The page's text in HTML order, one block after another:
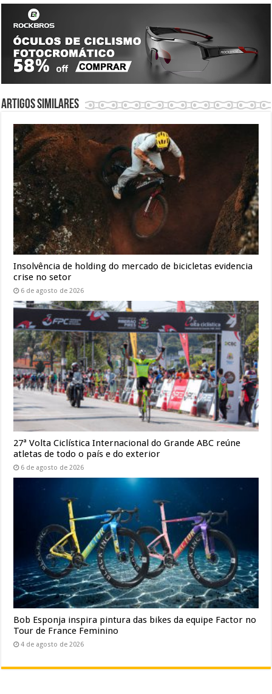
Artigos similares
Insolvência de holding do mercado de bicicletas evidencia
crise no setor
6 de agosto de 2026
27ª Volta Ciclística Internacional do Grande ABC reúne
atletas de todo o país e do exterior
6 de agosto de 2026
Bob Esponja inspira pintura das bikes da equipe Factor no
Tour de France Feminino
4 de agosto de 2026